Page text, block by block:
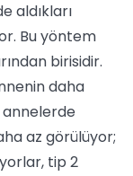
aldıkları
Bu yöntem
birisidir.
daha
annelerde
az görülüyor;
tip 2